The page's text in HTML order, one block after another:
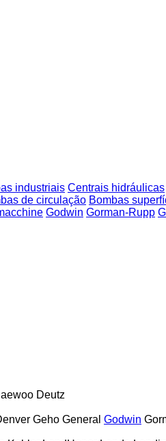
industriais Centrais hidráulicas
de circulação Bombas
Godwin Gorman-Rupp
Deutz
Geho General Godwin